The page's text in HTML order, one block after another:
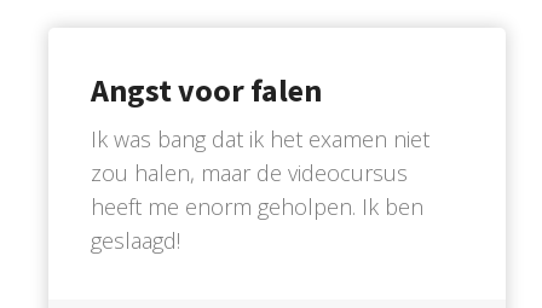
Angst voor falen
Ik was bang dat ik het examen niet
zou halen, maar de videocursus
heeft me enorm geholpen. Ik ben
geslaagd!